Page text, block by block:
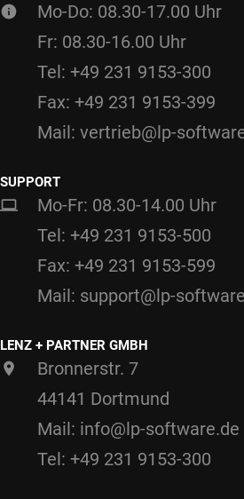
Mo-Do: 08.30-17.00 Uhr
Fr: 08.30-16.00 Uhr
Tel: +49 231 9153-300
Fax: +49 231 9153-399
Mail: vertrieb@lp-
SUPPORT
Mo-Fr: 08.30-14.00 Uhr
Tel: +49 231 9153-500
Fax: +49 231 9153-599
Mail: support@lp-
LENZ + PARTNER GMBH
Bronnerstr. 7
44141 Dortmund
Mail: info@lp-software.de
Tel: +49 231 9153-300